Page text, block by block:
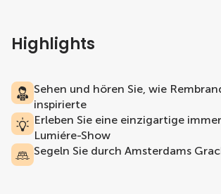
Highlights
Sehen und hören Sie, wie
inspirierte
Erleben Sie eine einzigartige
Lumiére-Show
Segeln Sie durch Amsterdams